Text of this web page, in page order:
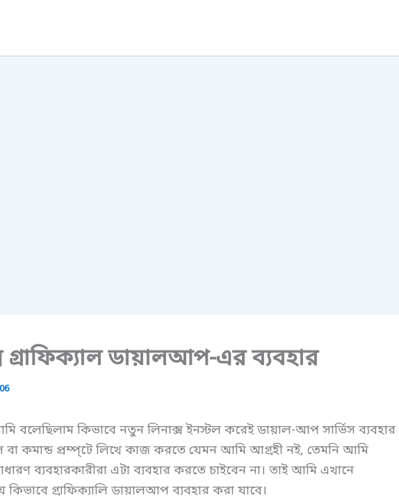
গ্রাফিক্যাল ডায়ালআপ-এর ব্যবহার
বলেছিলাম কিভাবে নতুন লিনাক্স ইনস্টল করেই ডায়াল-আপ সার্ভিস ব্যবহার
বা কমান্ড প্রম্প্টে লিখে কাজ করতে যেমন আমি আগ্রহী নই, তেমনি আমি
ব্যবহারকারীরা এটা ব্যবহার করতে চাইবেন না। তাই আমি এখানে
কিভাবে গ্রাফিক্যালি ডায়ালআপ ব্যবহার করা যাবে।